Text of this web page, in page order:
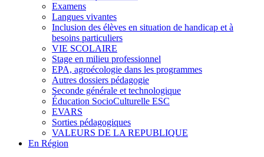
Examens
Langues vivantes
Inclusion des élèves en situation de handicap et à
besoins particuliers
VIE SCOLAIRE
Stage en milieu professionnel
EPA, agroécologie dans les programmes
Autres dossiers pédagogie
Seconde générale et technologique
Éducation SocioCulturelle ESC
EVARS
Sorties pédagogiques
VALEURS DE LA REPUBLIQUE
En Région